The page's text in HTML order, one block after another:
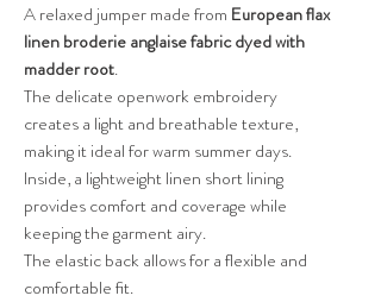
A relaxed jumper made from European flax
linen broderie anglaise fabric dyed with
madder root.
The delicate openwork embroidery
creates a light and breathable texture,
making it ideal for warm summer days.
Inside, a lightweight linen short lining
provides comfort and coverage while
keeping the garment airy.
The elastic back allows for a flexible and
comfortable fit.